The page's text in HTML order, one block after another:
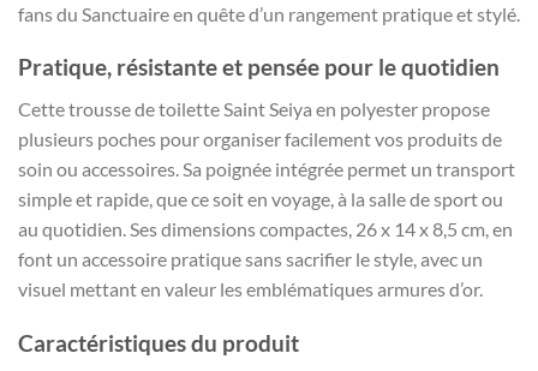
fans du Sanctuaire en quête d’un rangement pratique et stylé.
Pratique, résistante et pensée pour le quotidien
Cette trousse de toilette Saint Seiya en polyester propose
plusieurs poches pour organiser facilement vos produits de
soin ou accessoires. Sa poignée intégrée permet un transport
simple et rapide, que ce soit en voyage, à la salle de sport ou
au quotidien. Ses dimensions compactes, 26 x 14 x 8,5 cm, en
font un accessoire pratique sans sacrifier le style, avec un
visuel mettant en valeur les emblématiques armures d’or.
Caractéristiques du produit